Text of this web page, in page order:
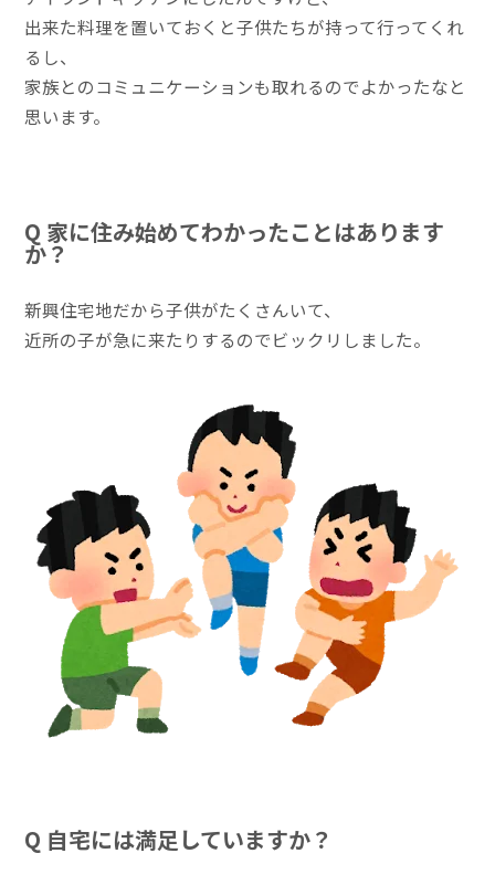
出来た料理を置いておくと子供たちが持って行ってくれ
るし、
家族とのコミュニケーションも取れるのでよかったなと
思います。
Q 家に住み始めてわかったことはあります
か？
新興住宅地だから子供がたくさんいて、
近所の子が急に来たりするのでビックリしました。
Q 自宅には満足していますか？